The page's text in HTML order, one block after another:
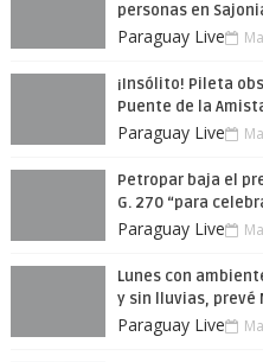
personas en
Paraguay Live
¡Insólito! Pileta
Puente de la
Paraguay Live
Petropar baja el
G. 270 “para
Paraguay Live
Lunes con
y sin lluvias, prevé
Paraguay Live